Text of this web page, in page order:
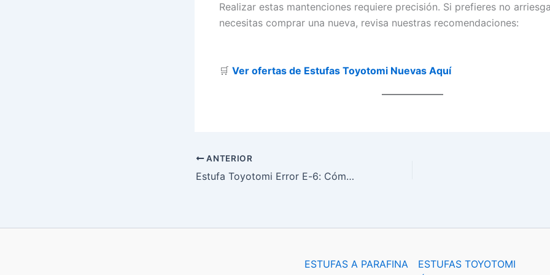
Realizar estas mantenciones requiere precisión. Si prefieres no
necesitas comprar una nueva, revisa nuestras recomendaciones:
🛒 Ver ofertas de Estufas Toyotomi Nuevas Aquí
ANTERIOR
Estufa Toyotomi Error E-6: Cómo solucionarlo si se apaga sola
ESTUFAS A PARAFINA
ESTUFAS TOYOTOMI